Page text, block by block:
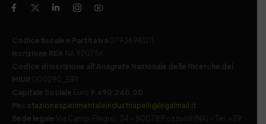
Codice fiscale e Partita Iva 07936981211
Iscrizione REA NA 920756
Codice di iscrizione all’Anagrafe Nazionale delle Ricerche del
MIUR 000290_EIRI
Capitale Sociale Euro 9.690.240,00
Pec stazionesperimentaleindustriapelli@legalmail.it
Sede legale
Via Campi Flegrei, 34 – 80078 Pozzuoli (NA) – Tel. +39